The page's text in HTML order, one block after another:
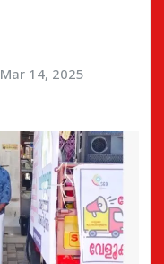
Mar 14, 2025